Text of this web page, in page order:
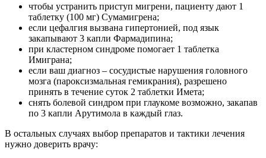
чтобы устранить приступ мигрени, пациенту дают 1
таблетку (100 мг) Сумамигрена;
если цефалгия вызвана гипертонией, под язык
закапывают 3 капли Фармадипина;
при кластерном синдроме помогает 1 таблетка
Имиграна;
если ваш диагноз – сосудистые нарушения головного
мозга (пароксизмальная гемикрания), разрешено
принять в течение суток 2 таблетки Имета;
снять болевой синдром при глаукоме возможно, закапав
по 3 капли Арутимола в каждый глаз.
В остальных случаях выбор препаратов и тактики лечения
нужно доверить врачу: